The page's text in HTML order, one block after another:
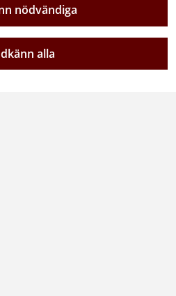
nödvändiga
alla